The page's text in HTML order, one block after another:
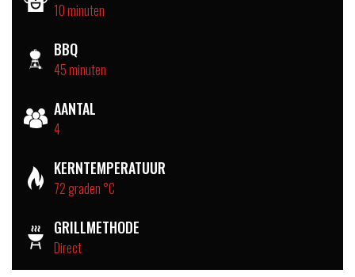
10 minuten
BBQ
45 minuten
AANTAL
4
KERNTEMPERATUUR
72 graden °C
GRILLMETHODE
Direct